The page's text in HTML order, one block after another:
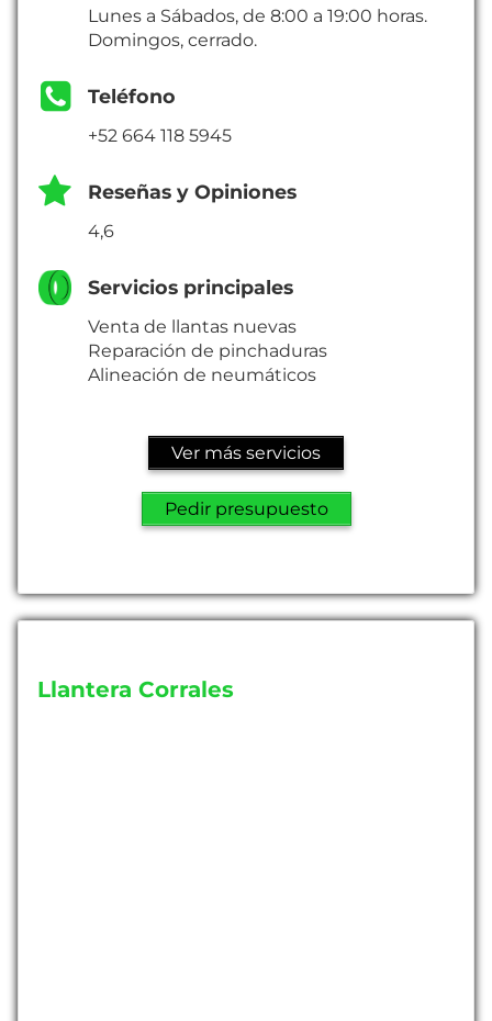
Lunes a Sábados, de 8:00 a 19:00 horas.
Domingos, cerrado.
Teléfono
+52 664 118 5945
Reseñas y Opiniones
4,6
Servicios principales
Venta de llantas nuevas
Reparación de pinchaduras
Alineación de neumáticos
Ver más servicios
Pedir presupuesto
Llantera Corrales